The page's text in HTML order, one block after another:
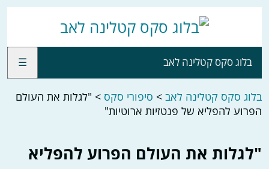
בלוג סקס קטלינה לאב ☰
בלוג סקס קטלינה לאב > סיפורי סקס > "לגלות את העולם
הפרוע להפליא של פנטזיות ארוטיות"
"לגלות את העולם הפרוע להפליא